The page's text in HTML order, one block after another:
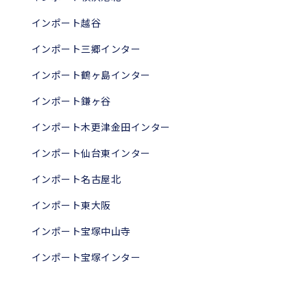
インポート越谷
インポート三郷インター
インポート鶴ヶ島インター
インポート鎌ヶ谷
インポート木更津金田インター
インポート仙台東インター
インポート名古屋北
インポート東大阪
インポート宝塚中山寺
インポート宝塚インター